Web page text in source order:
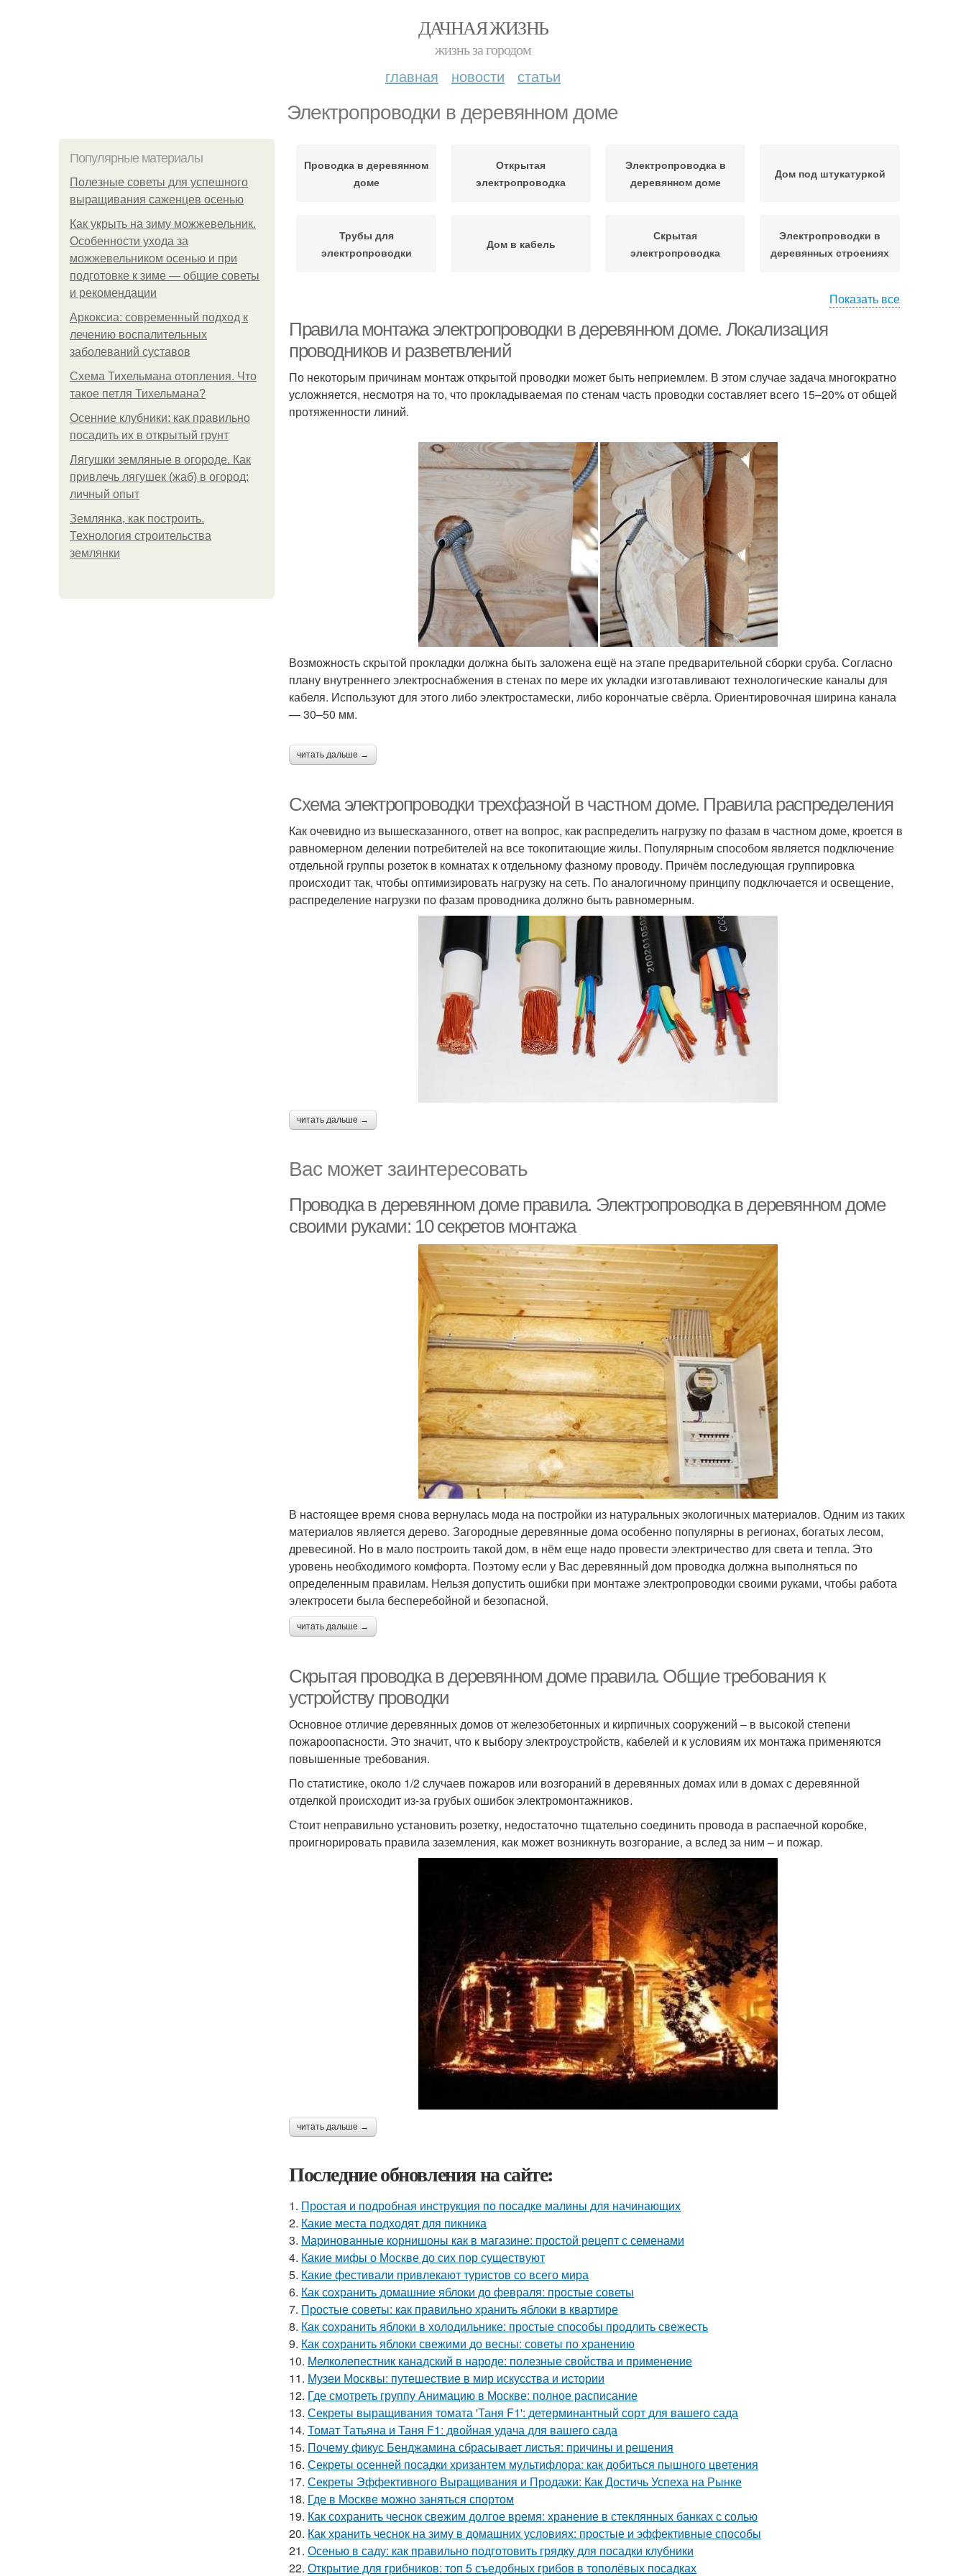
ДАЧНАЯ ЖИЗНЬ
жизнь за городом
главная новости статьи
Электропроводки в деревянном доме
Популярные материалы
Полезные советы для успешного
выращивания саженцев осенью
Как укрыть на зиму можжевельник.
Особенности ухода за
можжевельником осенью и при
подготовке к зиме — общие советы
и рекомендации
Аркоксиа: современный подход к
лечению воспалительных
заболеваний суставов
Схема Тихельмана отопления. Что
такое петля Тихельмана?
Осенние клубники: как правильно
посадить их в открытый грунт
Лягушки земляные в огороде. Как
привлечь лягушек (жаб) в огород:
личный опыт
Землянка, как построить.
Технология строительства
землянки
Проводка в деревянном
доме
Открытая
электропроводка
Электропроводка в
деревянном доме
Дом под штукатуркой
Трубы для
электропроводки
Дом в кабель
Скрытая
электропроводка
Электропроводки в
деревянных строениях
электропроводки
частном доме
Показать все
Правила монтажа электропроводки в деревянном доме. Локализация
проводников и разветвлений
По некоторым причинам монтаж открытой проводки может быть неприемлем. В этом случае задача многократно
усложняется, несмотря на то, что прокладываемая по стенам часть проводки составляет всего 15–20% от общей
протяженности линий.
Возможность скрытой прокладки должна быть заложена ещё на этапе предварительной сборки сруба. Согласно
плану внутреннего электроснабжения в стенах по мере их укладки изготавливают технологические каналы для
кабеля. Используют для этого либо электростамески, либо корончатые свёрла. Ориентировочная ширина канала
— 30–50 мм.
читать дальше →
Схема электропроводки трехфазной в частном доме. Правила распределения
Как очевидно из вышесказанного, ответ на вопрос, как распределить нагрузку по фазам в частном доме, кроется в
равномерном делении потребителей на все токопитающие жилы. Популярным способом является подключение
отдельной группы розеток в комнатах к отдельному фазному проводу. Причём последующая группировка
происходит так, чтобы оптимизировать нагрузку на сеть. По аналогичному принципу подключается и освещение,
распределение нагрузки по фазам проводника должно быть равномерным.
читать дальше →
Вас может заинтересовать
Проводка в деревянном доме правила. Электропроводка в деревянном доме
своими руками: 10 секретов монтажа
В настоящее время снова вернулась мода на постройки из натуральных экологичных материалов. Одним из таких
материалов является дерево. Загородные деревянные дома особенно популярны в регионах, богатых лесом,
древесиной. Но в мало построить такой дом, в нём еще надо провести электричество для света и тепла. Это
уровень необходимого комфорта. Поэтому если у Вас деревянный дом проводка должна выполняться по
определенным правилам. Нельзя допустить ошибки при монтаже электропроводки своими руками, чтобы работа
электросети была бесперебойной и безопасной.
читать дальше →
Скрытая проводка в деревянном доме правила. Общие требования к
устройству проводки
Основное отличие деревянных домов от железобетонных и кирпичных сооружений – в высокой степени
пожароопасности. Это значит, что к выбору электроустройств, кабелей и к условиям их монтажа применяются
повышенные требования.
По статистике, около 1/2 случаев пожаров или возгораний в деревянных домах или в домах с деревянной
отделкой происходит из-за грубых ошибок электромонтажников.
Стоит неправильно установить розетку, недостаточно тщательно соединить провода в распаечной коробке,
проигнорировать правила заземления, как может возникнуть возгорание, а вслед за ним – и пожар.
читать дальше →
Последние обновления на сайте:
1. Простая и подробная инструкция по посадке малины для начинающих
2. Какие места подходят для пикника
3. Маринованные корнишоны как в магазине: простой рецепт с семенами
4. Какие мифы о Москве до сих пор существуют
5. Какие фестивали привлекают туристов со всего мира
6. Как сохранить домашние яблоки до февраля: простые советы
7. Простые советы: как правильно хранить яблоки в квартире
8. Как сохранить яблоки в холодильнике: простые способы продлить свежесть
9. Как сохранить яблоки свежими до весны: советы по хранению
10. Мелколепестник канадский в народе: полезные свойства и применение
11. Музеи Москвы: путешествие в мир искусства и истории
12. Где смотреть группу Анимацию в Москве: полное расписание
13. Секреты выращивания томата 'Таня F1': детерминантный сорт для вашего сада
14. Томат Татьяна и Таня F1: двойная удача для вашего сада
15. Почему фикус Бенджамина сбрасывает листья: причины и решения
16. Секреты осенней посадки хризантем мультифлора: как добиться пышного цветения
17. Секреты Эффективного Выращивания и Продажи: Как Достичь Успеха на Рынке
18. Где в Москве можно заняться спортом
19. Как сохранить чеснок свежим долгое время: хранение в стеклянных банках с солью
20. Как хранить чеснок на зиму в домашних условиях: простые и эффективные способы
21. Осенью в саду: как правильно подготовить грядку для посадки клубники
22. Открытие для грибников: топ 5 съедобных грибов в тополёвых посадках